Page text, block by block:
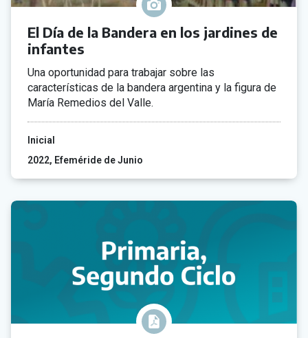
El Día de la Bandera en los jardines de
infantes
Una oportunidad para trabajar sobre las
características de la bandera argentina y la figura de
María Remedios del Valle.
Inicial
2022 Efeméride de Junio